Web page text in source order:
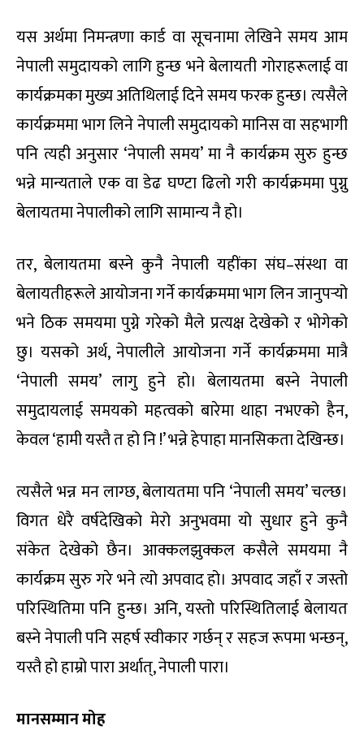
यस अर्थमा निमन्त्रणा कार्ड वा सूचनामा लेखिने समय आम
नेपाली समुदायको लागि हुन्छ भने बेलायती गोराहरूलाई वा
कार्यक्रमका मुख्य अतिथिलाई दिने समय फरक हुन्छ। त्यसैले
कार्यक्रममा भाग लिने नेपाली समुदायको मानिस वा सहभागी
पनि त्यही अनुसार ‘नेपाली समय’ मा नै कार्यक्रम सुरु हुन्छ
भन्ने मान्यताले एक वा डेढ घण्टा ढिलो गरी कार्यक्रममा पुग्नु
बेलायतमा नेपालीको लागि सामान्य नै हो।
तर, बेलायतमा बस्ने कुनै नेपाली यहींका संघ–संस्था वा
बेलायतीहरूले आयोजना गर्ने कार्यक्रममा भाग लिन जानुपर्‍यो
भने ठिक समयमा पुग्ने गरेको मैले प्रत्यक्ष देखेको र भोगेको
छु। यसको अर्थ, नेपालीले आयोजना गर्ने कार्यक्रममा मात्रै
‘नेपाली समय’ लागु हुने हो। बेलायतमा बस्ने नेपाली
समुदायलाई समयको महत्वको बारेमा थाहा नभएको हैन,
केवल ‘हामी यस्तै त हो नि !’ भन्ने हेपाहा मानसिकता देखिन्छ।
त्यसैले भन्न मन लाग्छ, बेलायतमा पनि ‘नेपाली समय’ चल्छ।
विगत धेरै वर्षदेखिको मेरो अनुभवमा यो सुधार हुने कुनै
संकेत देखेको छैन। आक्कलझुक्कल कसैले समयमा नै
कार्यक्रम सुरु गरे भने त्यो अपवाद हो। अपवाद जहाँ र जस्तो
परिस्थितिमा पनि हुन्छ। अनि, यस्तो परिस्थितिलाई बेलायत
बस्ने नेपाली पनि सहर्ष स्वीकार गर्छन् र सहज रूपमा भन्छन्,
यस्तै हो हाम्रो पारा अर्थात्, नेपाली पारा।
मानसम्मानमोह